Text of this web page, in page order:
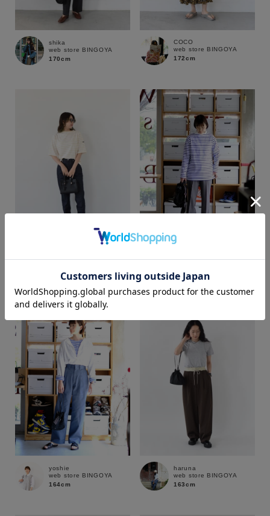
商品タイプ
通常商品 予約商品
セール価格 WEB限定
在庫あり 在庫なし含む
shika
web store BINGOYA
170cm
COCO
web store BINGOYA
172cm
172cm
web store BINGOYA
yoshie
web store BINGOYA
164cm
haruna
web store BINGOYA
163cm